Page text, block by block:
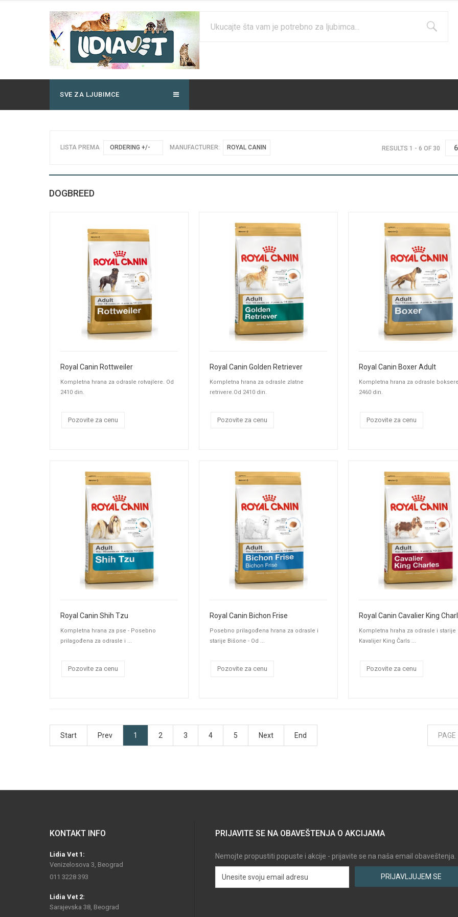
SVE ZA LJUBIMCE
LISTA PREMA ORDERING +/- MANUFACTURER: ROYAL CANIN RESULTS 1 - 6 OF 30
DOGBREED
Royal Canin Rottweiler
Kompletna hrana za odrasle rotvajlere. Od
2410 din.
Pozovite za cenu
Royal Canin Golden Retriever
Kompletna hrana za odrasle zlatne
retrivere.Od 2410 din.
Pozovite za cenu
Royal Canin Boxer Adult
Kompletna hrana za odrasle
2460 din.
Pozovite za cenu
Royal Canin Shih Tzu
Kompletna hrana za pse - Posebno
prilagođena za odrasle i ...
Pozovite za cenu
Royal Canin Bichon Frise
Posebno prilagođena hrana za odrasle i
starije Bišone - Od ...
Pozovite za cenu
Royal Canin Cavalier King
Kompletna hraha za odrasle i starije
Kavalijer King Čarls ...
Pozovite za cenu
Start Prev 1 2 3 4 5 Next End PAGE
KONTAKT INFO
Lidia Vet 1:
Venizelosova 3, Beograd
011 3228 393
Lidia Vet 2:
Sarajevska 38, Beograd
PRIJAVITE SE NA OBAVEŠTENJA O AKCIJAMA
Nemojte propustiti popuste i akcije - prijavite se na naša email obaveštenja.